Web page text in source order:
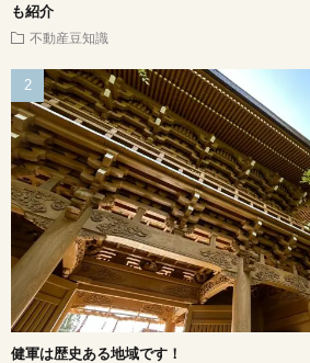
も紹介
不動産豆知識
健軍は歴史ある地域です！